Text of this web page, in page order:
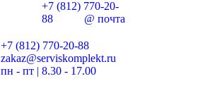
+7 (812) 770-20-
88
@ почта
+7 (812) 770-20-88
zakaz@serviskomplekt.ru
пн - пт | 8.30 - 17.00